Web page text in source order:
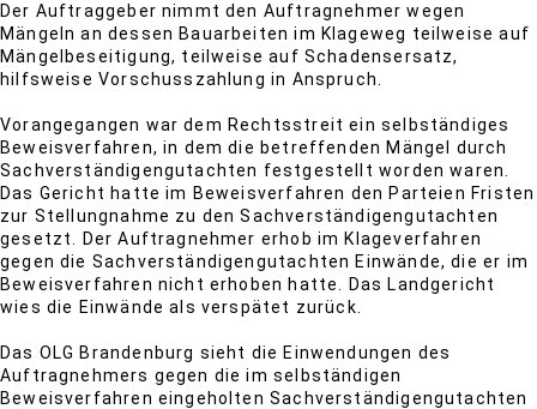
Der Auftraggeber nimmt den Auftragnehmer wegen
Mängeln an dessen Bauarbeiten im Klageweg teilweise auf
Mängelbeseitigung, teilweise auf Schadensersatz,
hilfsweise Vorschusszahlung in Anspruch.
Vorangegangen war dem Rechtsstreit ein selbständiges
Beweisverfahren, in dem die betreffenden Mängel durch
Sachverständigengutachten festgestellt worden waren.
Das Gericht hatte im Beweisverfahren den Parteien Fristen
zur Stellungnahme zu den Sachverständigengutachten
gesetzt. Der Auftragnehmer erhob im Klageverfahren
gegen die Sachverständigengutachten Einwände, die er im
Beweisverfahren nicht erhoben hatte. Das Landgericht
wies die Einwände als verspätet zurück.
Das OLG Brandenburg sieht die Einwendungen des
Auftragnehmers gegen die im selbständigen
Beweisverfahren eingeholten Sachverständigengutachten